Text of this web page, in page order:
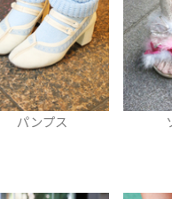
ソックス